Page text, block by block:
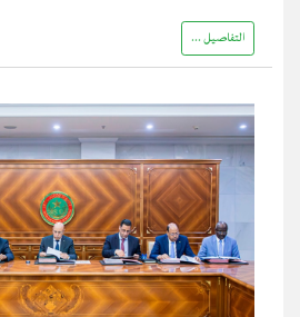
التفاصيل ...